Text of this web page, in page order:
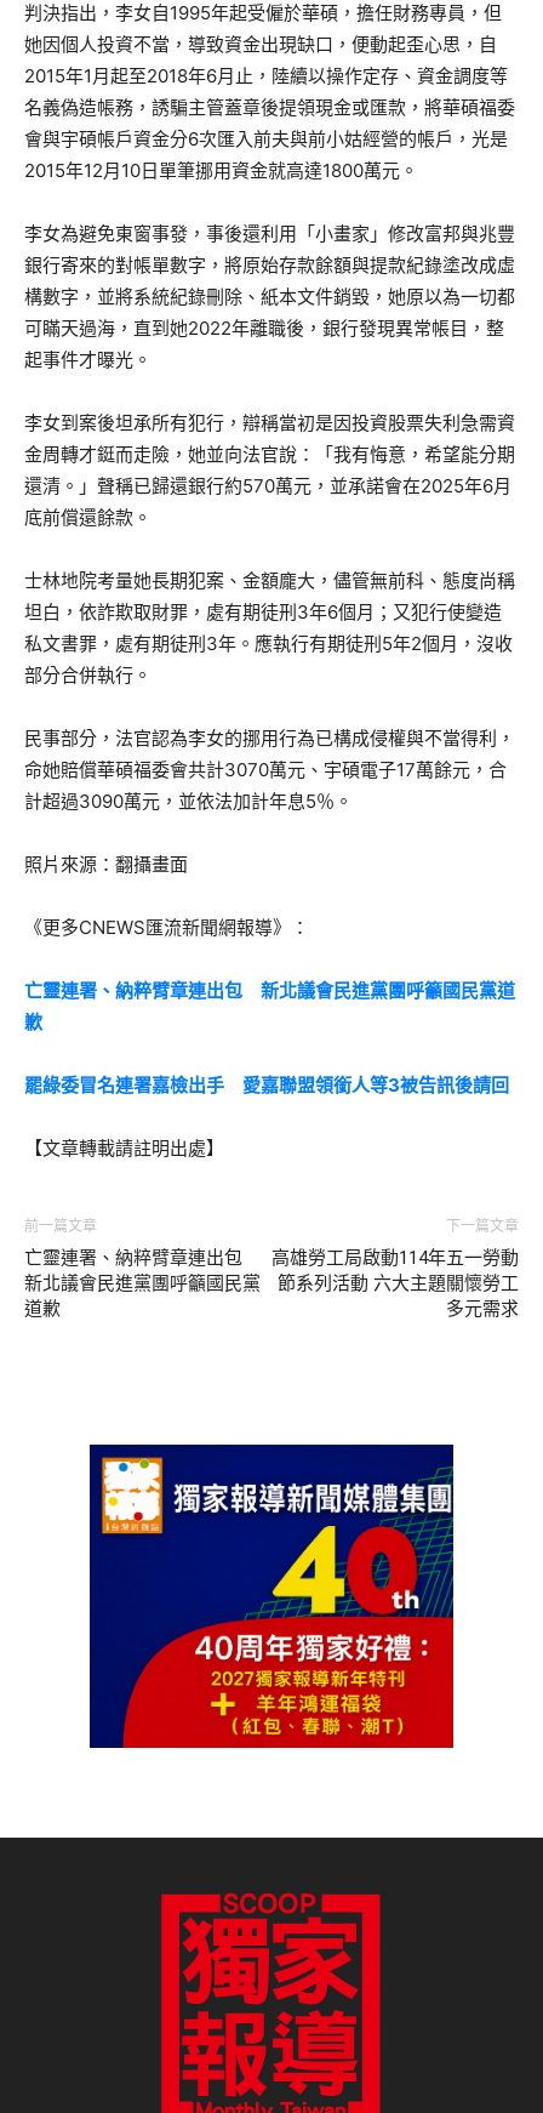
判決指出，李女自1995年起受僱於華碩，擔任財務專員，但
她因個人投資不當，導致資金出現缺口，便動起歪心思，自
2015年1月起至2018年6月止，陸續以操作定存、資金調度等
名義偽造帳務，誘騙主管蓋章後提領現金或匯款，將華碩福委
會與宇碩帳戶資金分6次匯入前夫與前小姑經營的帳戶，光是
2015年12月10日單筆挪用資金就高達1800萬元。
李女為避免東窗事發，事後還利用「小畫家」修改富邦與兆豐
銀行寄來的對帳單數字，將原始存款餘額與提款紀錄塗改成虛
構數字，並將系統紀錄刪除、紙本文件銷毀，她原以為一切都
可瞞天過海，直到她2022年離職後，銀行發現異常帳目，整
起事件才曝光。
李女到案後坦承所有犯行，辯稱當初是因投資股票失利急需資
金周轉才鋌而走險，她並向法官說：「我有悔意，希望能分期
還清。」聲稱已歸還銀行約570萬元，並承諾會在2025年6月
底前償還餘款。
士林地院考量她長期犯案、金額龐大，儘管無前科、態度尚稱
坦白，依詐欺取財罪，處有期徒刑3年6個月；又犯行使變造
私文書罪，處有期徒刑3年。應執行有期徒刑5年2個月，沒收
部分合併執行。
民事部分，法官認為李女的挪用行為已構成侵權與不當得利，
命她賠償華碩福委會共計3070萬元、宇碩電子17萬餘元，合
計超過3090萬元，並依法加計年息5％。
照片來源：翻攝畫面
《更多CNEWS匯流新聞網報導》：
亡靈連署、納粹臂章連出包 新北議會民進黨團呼籲國民黨道
歉
罷綠委冒名連署嘉檢出手 愛嘉聯盟領銜人等3被告訊後請回
【文章轉載請註明出處】
前一篇文章
亡靈連署、納粹臂章連出包
新北議會民進黨團呼籲國民黨
道歉
下一篇文章
高雄勞工局啟動114年五一勞動
節系列活動 六大主題關懷勞工
多元需求